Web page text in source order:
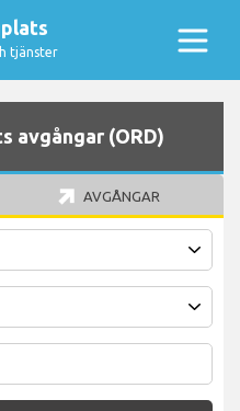
tjänster
avgångar (ORD)
AVGÅNGAR